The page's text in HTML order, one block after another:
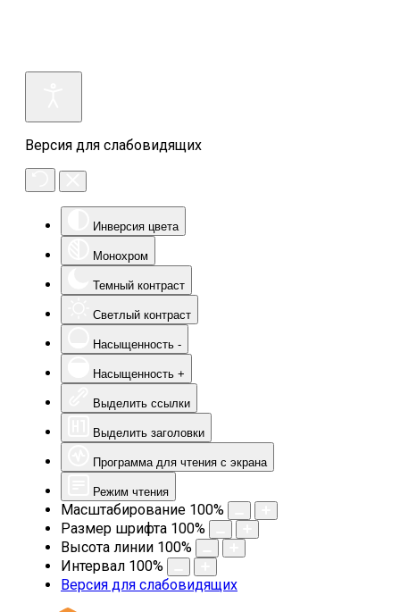
Версия для слабовидящих
Инверсия цвета
Монохром
Темный контраст
Светлый контраст
Насыщенность -
Насыщенность +
Выделить ссылки
Выделить заголовки
Программа для чтения с экрана
Режим чтения
Масштабирование 100%
Размер шрифта 100%
Высота линии 100%
Интервал 100%
Версия для слабовидящих